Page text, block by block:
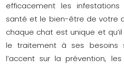
efficacement les
santé et le bien-être de votre
chaque chat est unique et
le traitement à ses besoins
l’accent sur la prévention,